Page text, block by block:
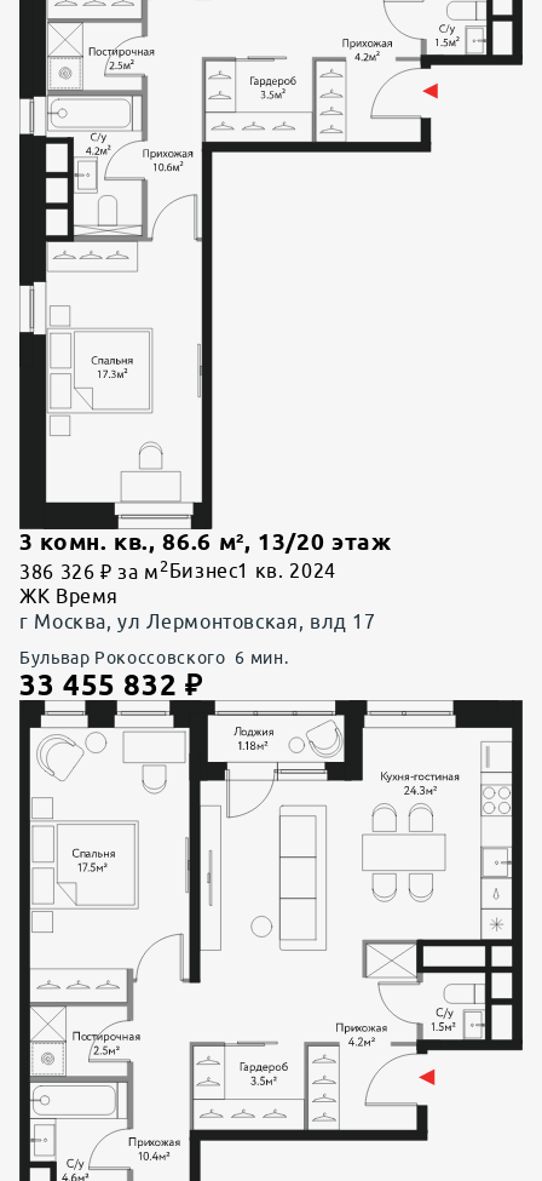
3 комн. кв., 86.6 м², 13/20 этаж
386 326 ₽ за м 2 Бизнес1 кв. 2024
ЖК Время
г Москва, ул Лермонтовская, влд 17
Бульвар Рокоссовского 6 мин.
33 455 832 ₽